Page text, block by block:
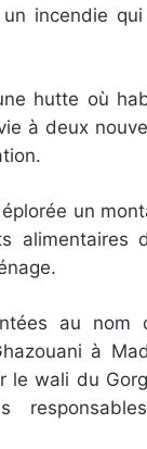
incendie qui
hutte où
à deux
un
au
à
le wali du